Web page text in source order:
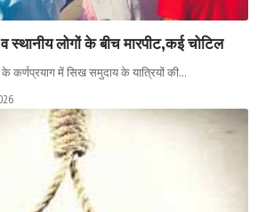
स्थानीय लोगों के बीच मारपीट,कई चोटिल
कर्णप्रयाग में सिख समुदाय के यात्रियों की…